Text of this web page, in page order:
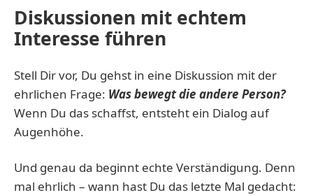
Diskussionen mit echtem
Interesse führen
Stell Dir vor, Du gehst in eine Diskussion mit der
ehrlichen Frage: Was bewegt die andere Person?
Wenn Du das schaffst, entsteht ein Dialog auf
Augenhöhe.
Und genau da beginnt echte Verständigung. Denn
mal ehrlich – wann hast Du das letzte Mal gedacht: